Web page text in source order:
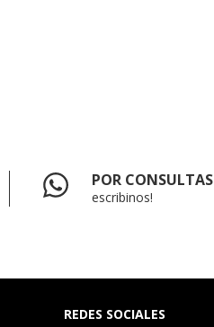
POR CONSULTAS
escribinos!
REDES SOCIALES